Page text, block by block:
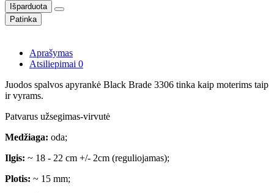
Išparduota
Patinka
Aprašymas
Atsiliepimai 0
Juodos spalvos apyrankė Black Brade 3306 tinka kaip moterims taip
ir vyrams.
Patvarus užsegimas-virvutė
Medžiaga: oda;
Ilgis: ~ 18 - 22 cm +/- 2cm (reguliojamas);
Plotis: ~ 15 mm;